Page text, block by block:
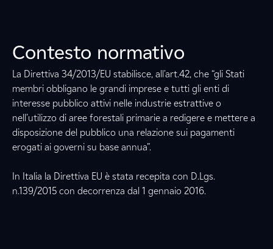
Contesto normativo
La Direttiva 34/2013/EU stabilisce, all'art.42, che “gli Stati
membri obbligano le grandi imprese e tutti gli enti di
interesse pubblico attivi nelle industrie estrattive o
nell’utilizzo di aree forestali primarie a redigere e mettere a
disposizione del pubblico una relazione sui pagamenti
erogati ai governi su base annua”.
In Italia la Direttiva EU è stata recepita con D.Lgs.
n.139/2015 con decorrenza dal 1 gennaio 2016.